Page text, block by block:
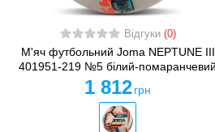
Відгуки (0)
М'яч футбольний Joma NEPTUNE III
401951-219 №5 білий-помаранчевий
1 812 грн